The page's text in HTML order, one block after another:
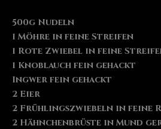
500g Nudeln
1 Möhre in feine Streifen
1 Rote Zwiebel in feine
1 Knoblauch fein gehackt
Ingwer fein gehackt
2 Eier
2 Frühlingszwiebeln in feine
2 Hähnchenbrüste in Mund